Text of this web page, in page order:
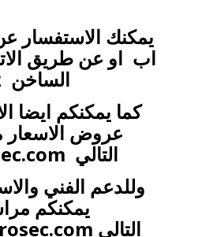
يمكنك الاستفسار
اب او عن طريق
الساخن 01003641572
كما يمكنكم ايضا
عروض الاسعار
التالي
وللدعم الفني
يمكنكم
التالي